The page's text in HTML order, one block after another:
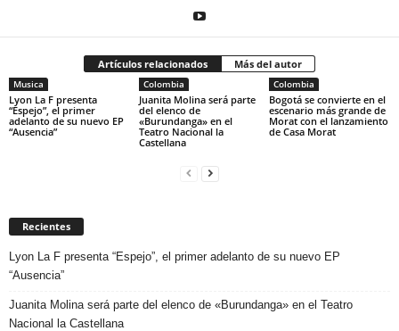
Artículos relacionados Más del autor
Musica
Lyon La F presenta
“Espejo”, el primer
adelanto de su nuevo EP
“Ausencia”
Colombia
Juanita Molina será parte
del elenco de
«Burundanga» en el
Teatro Nacional la
Castellana
Colombia
Bogotá se convierte en el
escenario más grande de
Morat con el lanzamiento
de Casa Morat
Recientes
Lyon La F presenta “Espejo”, el primer adelanto de su nuevo EP
“Ausencia”
Juanita Molina será parte del elenco de «Burundanga» en el Teatro
Nacional la Castellana